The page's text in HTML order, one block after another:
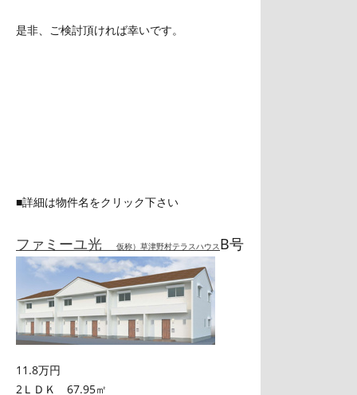
是非、ご検討頂ければ幸いです。
■詳細は物件名をクリック下さい
ファミーユ光 仮称）草津野村テラスハウスB号
11.8万円
2ＬＤＫ 67.95㎡